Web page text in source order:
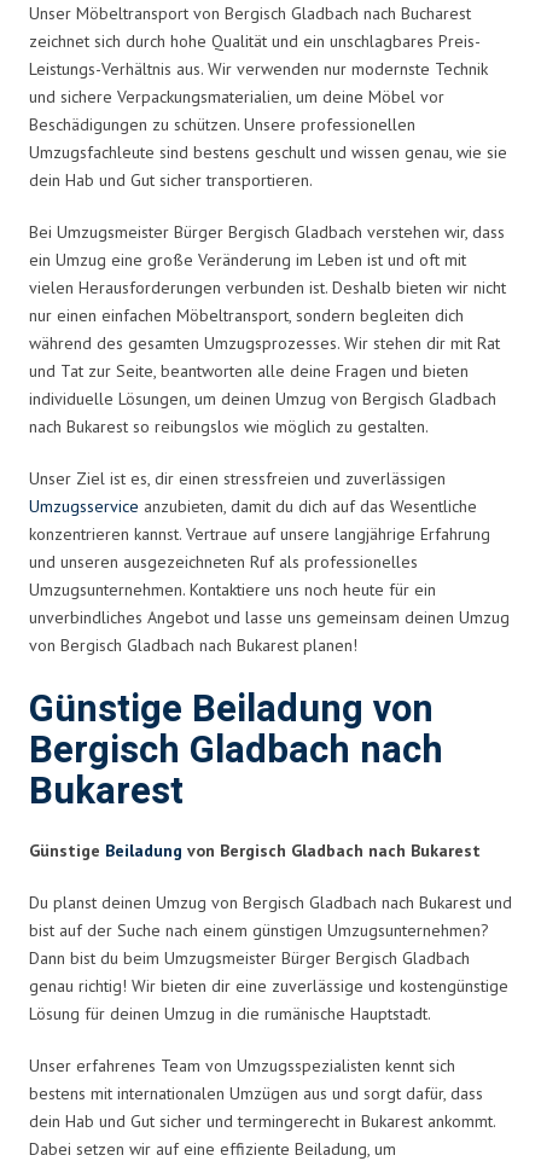
Unser Möbeltransport von Bergisch Gladbach nach Bucharest
zeichnet sich durch hohe Qualität und ein unschlagbares Preis-
Leistungs-Verhältnis aus. Wir verwenden nur modernste Technik
und sichere Verpackungsmaterialien, um deine Möbel vor
Beschädigungen zu schützen. Unsere professionellen
Umzugsfachleute sind bestens geschult und wissen genau, wie sie
dein Hab und Gut sicher transportieren.
Bei Umzugsmeister Bürger Bergisch Gladbach verstehen wir, dass
ein Umzug eine große Veränderung im Leben ist und oft mit
vielen Herausforderungen verbunden ist. Deshalb bieten wir nicht
nur einen einfachen Möbeltransport, sondern begleiten dich
während des gesamten Umzugsprozesses. Wir stehen dir mit Rat
und Tat zur Seite, beantworten alle deine Fragen und bieten
individuelle Lösungen, um deinen Umzug von Bergisch Gladbach
nach Bukarest so reibungslos wie möglich zu gestalten.
Unser Ziel ist es, dir einen stressfreien und zuverlässigen
Umzugsservice anzubieten, damit du dich auf das Wesentliche
konzentrieren kannst. Vertraue auf unsere langjährige Erfahrung
und unseren ausgezeichneten Ruf als professionelles
Umzugsunternehmen. Kontaktiere uns noch heute für ein
unverbindliches Angebot und lasse uns gemeinsam deinen Umzug
von Bergisch Gladbach nach Bukarest planen!
Günstige Beiladung von
Bergisch Gladbach nach
Bukarest
Günstige Beiladung von Bergisch Gladbach nach Bukarest
Du planst deinen Umzug von Bergisch Gladbach nach Bukarest und
bist auf der Suche nach einem günstigen Umzugsunternehmen?
Dann bist du beim Umzugsmeister Bürger Bergisch Gladbach
genau richtig! Wir bieten dir eine zuverlässige und kostengünstige
Lösung für deinen Umzug in die rumänische Hauptstadt.
Unser erfahrenes Team von Umzugsspezialisten kennt sich
bestens mit internationalen Umzügen aus und sorgt dafür, dass
dein Hab und Gut sicher und termingerecht in Bukarest ankommt.
Dabei setzen wir auf eine effiziente Beiladung, um